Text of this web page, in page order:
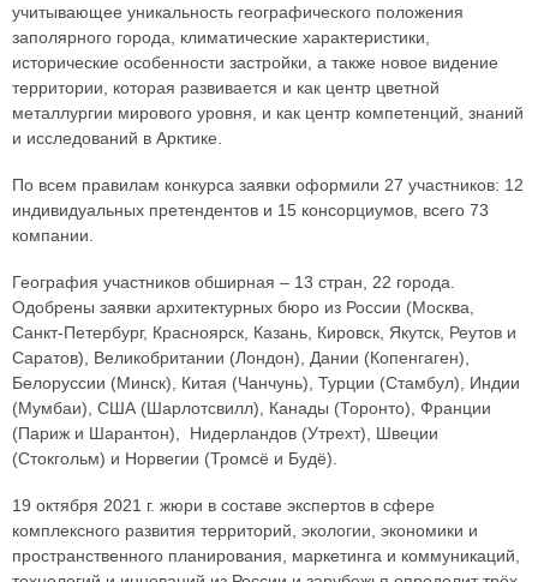
учитывающее уникальность географического положения
заполярного города, климатические характеристики,
исторические особенности застройки, а также новое видение
территории, которая развивается и как центр цветной
металлургии мирового уровня, и как центр компетенций, знаний
и исследований в Арктике.
По всем правилам конкурса заявки оформили 27 участников: 12
индивидуальных претендентов и 15 консорциумов, всего 73
компании.
География участников обширная – 13 стран, 22 города.
Одобрены заявки архитектурных бюро из России (Москва,
Санкт-Петербург, Красноярск, Казань, Кировск, Якутск, Реутов и
Саратов), Великобритании (Лондон), Дании (Копенгаген),
Белоруссии (Минск), Китая (Чанчунь), Турции (Стамбул), Индии
(Мумбаи), США (Шарлотсвилл), Канады (Торонто), Франции
(Париж и Шарантон), Нидерландов (Утрехт), Швеции
(Стокгольм) и Норвегии (Тромсё и Будё).
19 октября 2021 г. жюри в составе экспертов в сфере
комплексного развития территорий, экологии, экономики и
пространственного планирования, маркетинга и коммуникаций,